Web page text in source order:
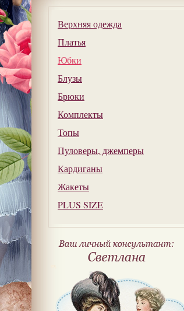
Верхняя одежда
Платья
Юбки
Блузы
Брюки
Комплекты
Топы
Пуловеры, джемперы
Кардиганы
Жакеты
PLUS SIZE